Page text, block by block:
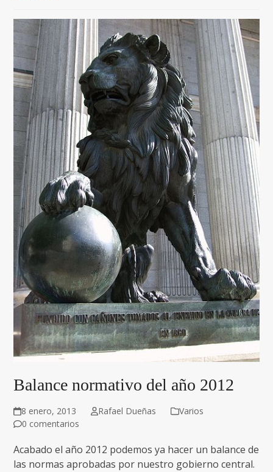
Balance normativo del año 2012
8 enero, 2013 Rafael Dueñas
Varios
0 comentarios
Acabado el año 2012 podemos ya hacer un balance de
las normas aprobadas por nuestro gobierno central.